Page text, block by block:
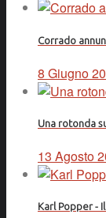
Corrado
8 Giugno
Una rotonda
13 Agosto
Karl Popper -